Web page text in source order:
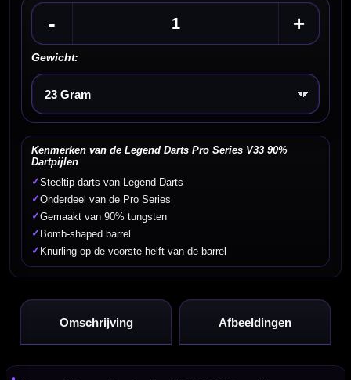
- +
Gewicht:
Kies een optie
Kenmerken van de Legend Darts Pro Series V33 90%
Dartpijlen
✓Steeltip darts van Legend Darts
✓Onderdeel van de Pro Series
✓Gemaakt van 90% tungsten
✓ Bomb-shaped barrel
✓ Knurling op de voorste helft van de barrel
Omschrijving Afbeeldingen